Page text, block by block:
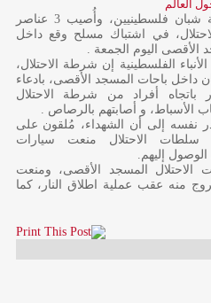
العالم
استُشهد ثلاثة شبان فلسطينيين، وأُصيب 3 عناصر
في اشتباك مسلح وقع داخل
الأقصى اليوم الجمعة .
الفلسطينية إن شرطة الاحتلال،
3 شبان داخل باحات المسجد الأقصى، بادعاء
باتجاه أفراد من شرطة الاحتلال
الأسباط، و أصابتهم بالرصاص .
نفسه إلى أن الشهداء، مُلقون على
سلطات الاحتلال منعت سيارات
إليهم.
الاحتلال المسجد الأقصى، ومنعت
منه عقب عملية اطلاق النار، كما